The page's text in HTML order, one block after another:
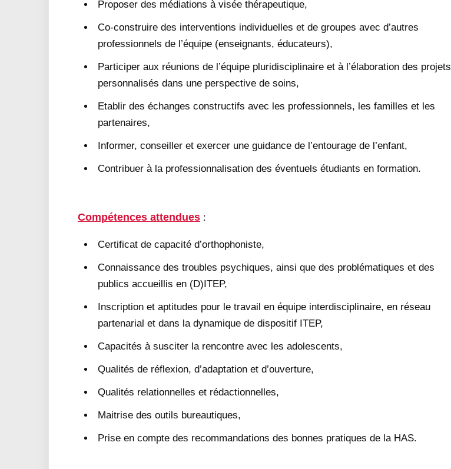
Proposer des médiations à visée thérapeutique,
Co-construire des interventions individuelles et de groupes avec d’autres
professionnels de l’équipe (enseignants, éducateurs),
Participer aux réunions de l’équipe pluridisciplinaire et à l’élaboration des projets
personnalisés dans une perspective de soins,
Etablir des échanges constructifs avec les professionnels, les familles et les
partenaires,
Informer, conseiller et exercer une guidance de l’entourage de l’enfant,
Contribuer à la professionnalisation des éventuels étudiants en formation.
Compétences attendues :
Certificat de capacité d’orthophoniste,
Connaissance des troubles psychiques, ainsi que des problématiques et des
publics accueillis en (D)ITEP,
Inscription et aptitudes pour le travail en équipe interdisciplinaire, en réseau
partenarial et dans la dynamique de dispositif ITEP,
Capacités à susciter la rencontre avec les adolescents,
Qualités de réflexion, d’adaptation et d’ouverture,
Qualités relationnelles et rédactionnelles,
Maitrise des outils bureautiques,
Prise en compte des recommandations des bonnes pratiques de la HAS.